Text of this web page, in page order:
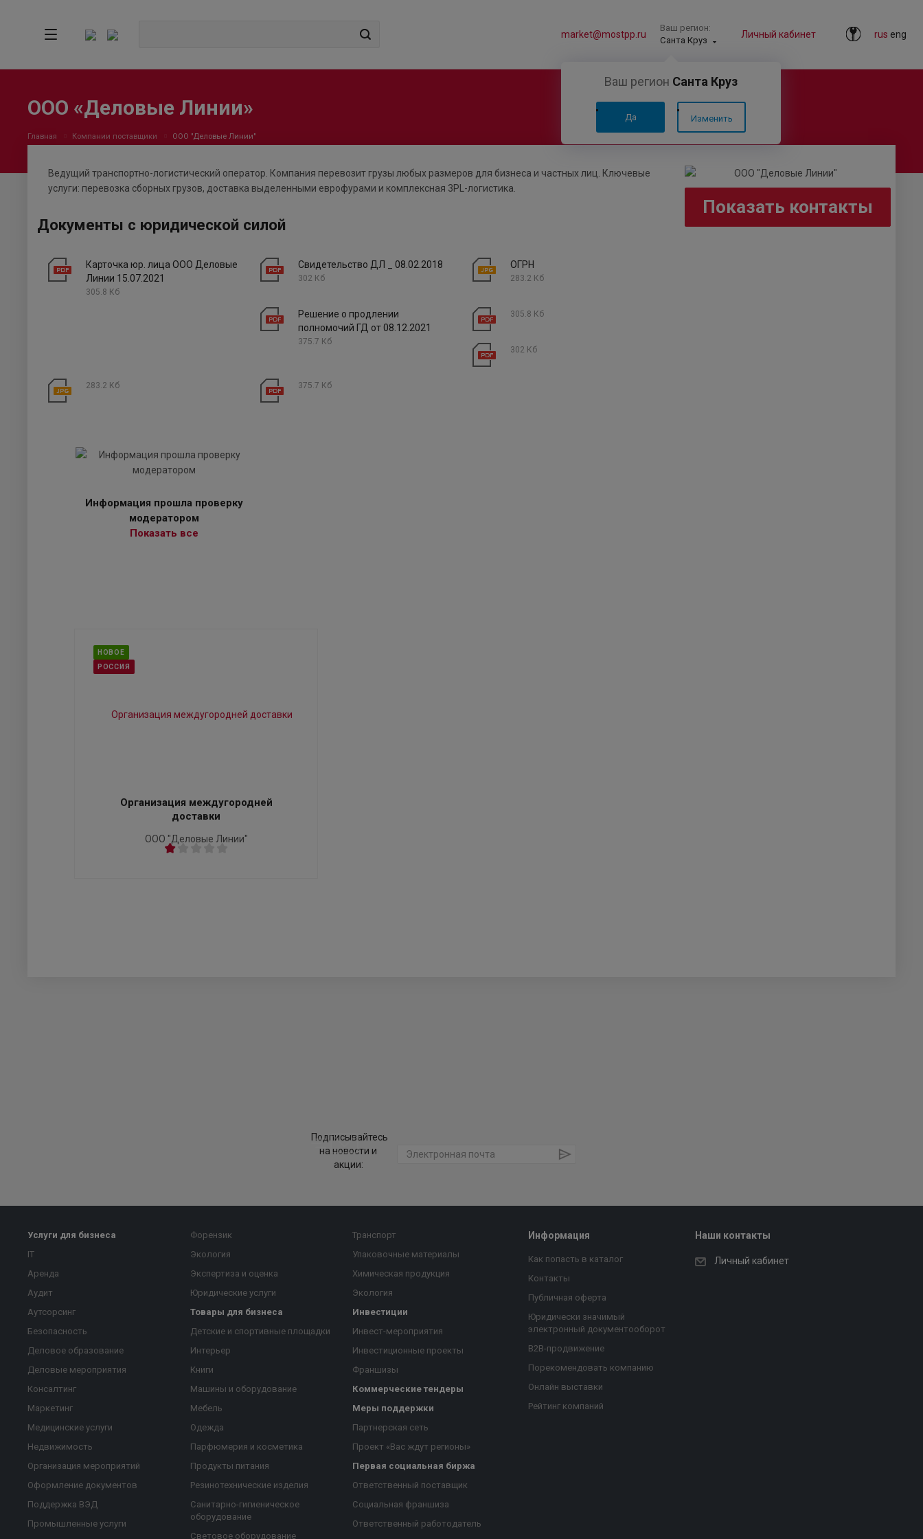
rus eng
Личный кабинет
Ваш регион:
Санта Круз
Ваш регион Санта Круз
Да Изменить
market@mostpp.ru
ООО «Деловые Линии»
Главная Компании поставщики ООО "Деловые Линии"
Показать контакты
Ведущий транспортно-логистический оператор. Компания перевозит грузы любых размеров для бизнеса и частных лиц. Ключевые
услуги: перевозка сборных грузов, доставка выделенными еврофурами и комплексная 3PL-логистика.
Документы с юридической силой
Карточка юр. лица ООО Деловые
Линии 15.07.2021
305.8 Кб
Свидетельство ДЛ _ 08.02.2018
302 Кб
ОГРН
283.2 Кб
Решение о продлении
полномочий ГД от 08.12.2021
375.7 Кб
305.8 Кб
302 Кб
283.2 Кб 375.7 Кб
Информация прошла проверку
модератором
Показать все
НОВОЕ
РОССИЯ
Организация междугородней
доставки
ООО "Деловые Линии"
Подписывайтесь
на новости и
акции:
Услуги для бизнеса
IT
Аренда
Аудит
Аутсорсинг
Безопасность
Деловое образование
Деловые мероприятия
Консалтинг
Маркетинг
Медицинские услуги
Недвижимость
Организация мероприятий
Оформление документов
Поддержка ВЭД
Промышленные услуги
Форензик
Экология
Экспертиза и оценка
Юридические услуги
Товары для бизнеса
Детские и спортивные площадки
Интерьер
Книги
Машины и оборудование
Мебель
Одежда
Парфюмерия и косметика
Продукты питания
Резинотехнические изделия
Санитарно-гигиеническое
оборудование
Световое оборудование
Транспорт
Упаковочные материалы
Химическая продукция
Экология
Инвестиции
Инвест-мероприятия
Инвестиционные проекты
Франшизы
Коммерческие тендеры
Меры поддержки
Партнерская сеть
Проект «Вас ждут регионы»
Первая социальная биржа
Ответственный поставщик
Социальная франшиза
Ответственный работодатель
Информация
Как попасть в каталог
Контакты
Публичная оферта
Юридически значимый
электронный документооборот
B2B-продвижение
Порекомендовать компанию
Онлайн выставки
Рейтинг компаний
Наши контакты
Личный кабинет